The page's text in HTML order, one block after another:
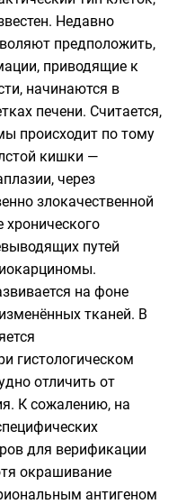
Недавно
предположить,
приводящие к
начинаются в
печени. Считается,
происходит по тому
кишки —
через
злокачественной
хронического
путей
на фоне
тканей. В
гистологическом
отличить от
К сожалению, на
для верификации
окрашивание
антигеном